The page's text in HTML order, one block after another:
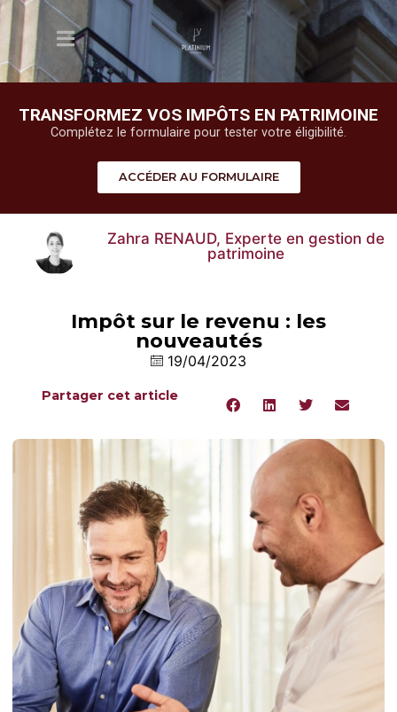
TRANSFORMEZ VOS IMPÔTS EN PATRIMOINE
Complétez le formulaire pour tester votre éligibilité.
ACCÉDER AU FORMULAIRE
Zahra RENAUD, Experte en gestion de
patrimoine
Impôt sur le revenu : les
nouveautés
19/04/2023
Partager cet article